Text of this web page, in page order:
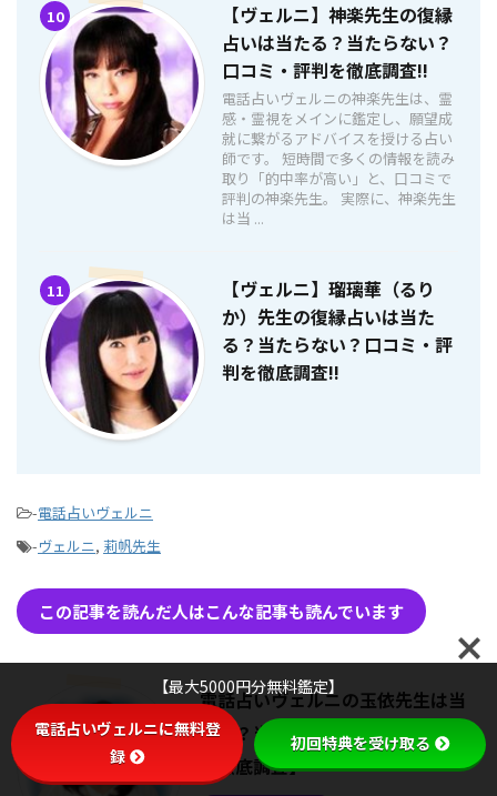
10
【ヴェルニ】神楽先生の復縁
占いは当たる？当たらない？
口コミ・評判を徹底調査!!
電話占いヴェルニの神楽先生は、霊
感・霊視をメインに鑑定し、願望成
就に繋がるアドバイスを授ける占い
師です。 短時間で多くの情報を読み
取り「的中率が高い」と、口コミで
評判の神楽先生。 実際に、神楽先生
は当 ...
11
【ヴェルニ】瑠璃華（るり
か）先生の復縁占いは当た
る？当たらない？口コミ・評
判を徹底調査!!
-電話占いヴェルニ
-ヴェルニ, 莉帆先生
この記事を読んだ人はこんな記事も読んでいます
電話占いヴェルニの玉依先生は当
たる？当たらない？口コミ・評判
【徹底調査】
【最大5000円分無料鑑定】
電話占いヴェルニに無料登
録
初回特典を受け取る